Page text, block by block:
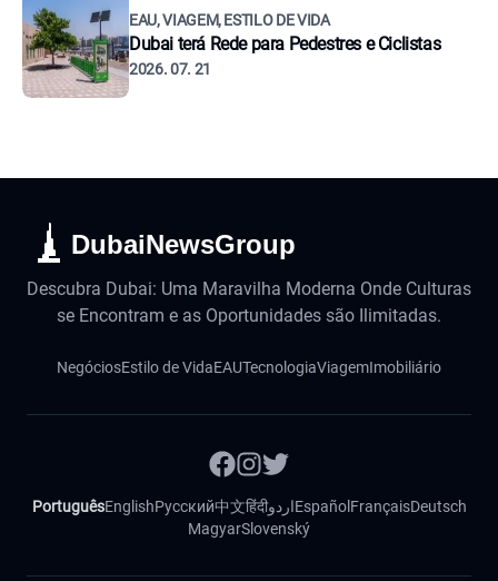
EAU, VIAGEM, ESTILO DE VIDA
Dubai terá Rede para Pedestres e Ciclistas
2026. 07. 21
DubaiNewsGroup
Descubra Dubai: Uma Maravilha Moderna Onde Culturas
se Encontram e as Oportunidades são Ilimitadas.
NegóciosEstilo de VidaEAUTecnologiaViagemImobiliário
PortuguêsEnglishРусский中文हिंदीاردوEspañol FrançaisDeutsch
MagyarSlovenský